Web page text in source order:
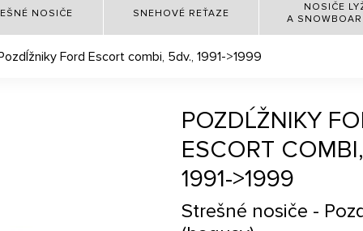
NOSIČE SNEHOVÉ REŤAZE
NOSIČE
A
Ford Escort combi, 5dv., 1991->1999
POZDĹŽNIKY
ESCORT
1991->1999
Strešné nosiče -